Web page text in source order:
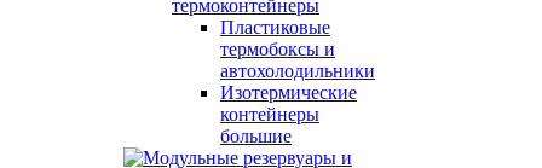
термоконтейнеры
Пластиковые
термобоксы и
автохолодильники
Изотермические
контейнеры
большие